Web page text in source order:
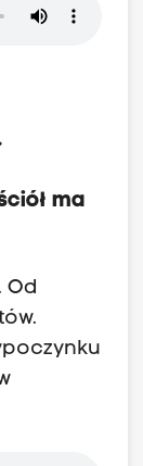
ma
Od